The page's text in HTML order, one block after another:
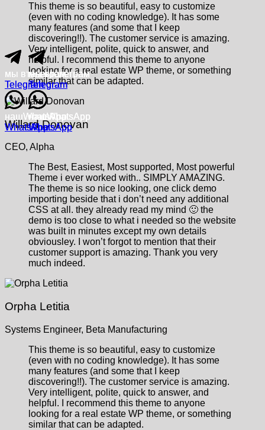
This theme is so beautiful, easy to customize
(even with no coding knowledge). It has some
many features (and some that I keep
discovering!!). The customer service is amazing.
Very intelligent, polite, quick to answer, and
helpful. I recommend this theme to anyone
looking for a real estate WP theme, or something
similar that can be adapted.
мы втелеграм
Telegram
нашWhatsApp
WhatsApp
Willard Donovan
CEO, Alpha
The Best, Easiest, Most supported, Most powerful
Theme i ever worked with.. SIMPLY AMAZING.
The theme is so nice looking, one click demo
importing beside that i don’t need any additional
CSS at all. they already read my mind 🙂 the
demo is too close to what i needed so the website
was built in minutes except my own details
obviousley. I won’t forgot to mention that their
customer support is amazing. Thank you very
much indeed.
мы втелеграм
Telegram
нашWhatsApp
WhatsApp
Orpha Letitia
Systems Engineer, Beta Manufacturing
This theme is so beautiful, easy to customize
(even with no coding knowledge). It has some
many features (and some that I keep
discovering!!). The customer service is amazing.
Very intelligent, polite, quick to answer, and
helpful. I recommend this theme to anyone
looking for a real estate WP theme, or something
similar that can be adapted.
мы втелеграм
Telegram
нашWhatsApp
WhatsApp
мы втелеграм
Telegram
нашWhatsApp
WhatsApp
мы втелеграм
Telegram
нашWhatsApp
WhatsApp